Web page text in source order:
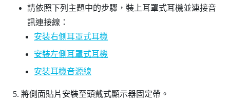
請依照下列主題中的步驟，裝上耳罩式耳機並連接音
訊連接線：
安裝右側耳罩式耳機
安裝左側耳罩式耳機
安裝耳機音源線
將側面貼片安裝至頭戴式顯示器固定帶。